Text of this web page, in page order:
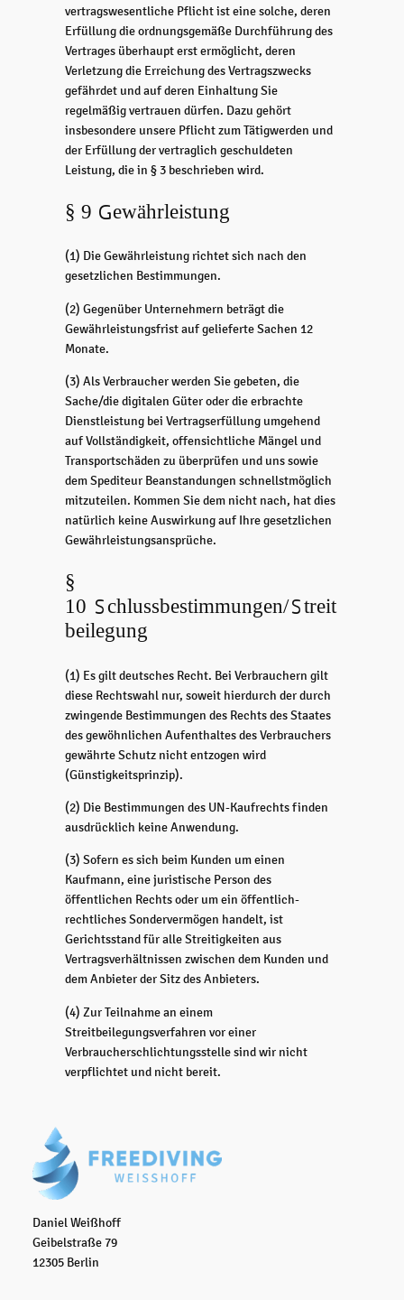
vertragswesentliche Pflicht ist eine solche, deren
Erfüllung die ordnungsgemäße Durchführung des
Vertrages überhaupt erst ermöglicht, deren
Verletzung die Erreichung des Vertragszwecks
gefährdet und auf deren Einhaltung Sie
regelmäßig vertrauen dürfen. Dazu gehört
insbesondere unsere Pflicht zum Tätigwerden und
der Erfüllung der vertraglich geschuldeten
Leistung, die in § 3 beschrieben wird.
§ 9 Gewährleistung
(1) Die Gewährleistung richtet sich nach den
gesetzlichen Bestimmungen.
(2) Gegenüber Unternehmern beträgt die
Gewährleistungsfrist auf gelieferte Sachen 12
Monate.
(3) Als Verbraucher werden Sie gebeten, die
Sache/die digitalen Güter oder die erbrachte
Dienstleistung bei Vertragserfüllung umgehend
auf Vollständigkeit, offensichtliche Mängel und
Transportschäden zu überprüfen und uns sowie
dem Spediteur Beanstandungen schnellstmöglich
mitzuteilen. Kommen Sie dem nicht nach, hat dies
natürlich keine Auswirkung auf Ihre gesetzlichen
Gewährleistungsansprüche.
§
10 Schlussbestimmungen/Streit
beilegung
(1) Es gilt deutsches Recht. Bei Verbrauchern gilt
diese Rechtswahl nur, soweit hierdurch der durch
zwingende Bestimmungen des Rechts des Staates
des gewöhnlichen Aufenthaltes des Verbrauchers
gewährte Schutz nicht entzogen wird
(Günstigkeitsprinzip).
(2) Die Bestimmungen des UN-Kaufrechts finden
ausdrücklich keine Anwendung.
(3) Sofern es sich beim Kunden um einen
Kaufmann, eine juristische Person des
öffentlichen Rechts oder um ein öffentlich-
rechtliches Sondervermögen handelt, ist
Gerichtsstand für alle Streitigkeiten aus
Vertragsverhältnissen zwischen dem Kunden und
dem Anbieter der Sitz des Anbieters.
(4) Zur Teilnahme an einem
Streitbeilegungsverfahren vor einer
Verbraucherschlichtungsstelle sind wir nicht
verpflichtet und nicht bereit.
Daniel Weißhoff
Geibelstraße 79
12305 Berlin